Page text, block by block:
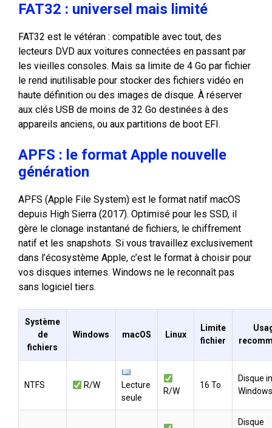
FAT32 : universel mais limité
FAT32 est le vétéran : compatible avec tout, des
lecteurs DVD aux voitures connectées en passant par
les vieilles consoles. Mais sa limite de 4 Go par fichier
le rend inutilisable pour stocker des fichiers vidéo en
haute définition ou des images de disque. À réserver
aux clés USB de moins de 32 Go destinées à des
appareils anciens, ou aux partitions de boot EFI.
APFS : le format Apple nouvelle
génération
APFS (Apple File System) est le format natif macOS
depuis High Sierra (2017). Optimisé pour les SSD, il
gère le clonage instantané de fichiers, le chiffrement
natif et les snapshots. Si vous travaillez exclusivement
dans l’écosystème Apple, c’est le format à choisir pour
vos disques internes. Windows ne le reconnaît pas
sans logiciel tiers.
Système
de
fichiers
Windows macOS Linux
Limite
fichier
NTFS R/W
Lecture
seule
R/W
16 To
Disque
Windows
Disque